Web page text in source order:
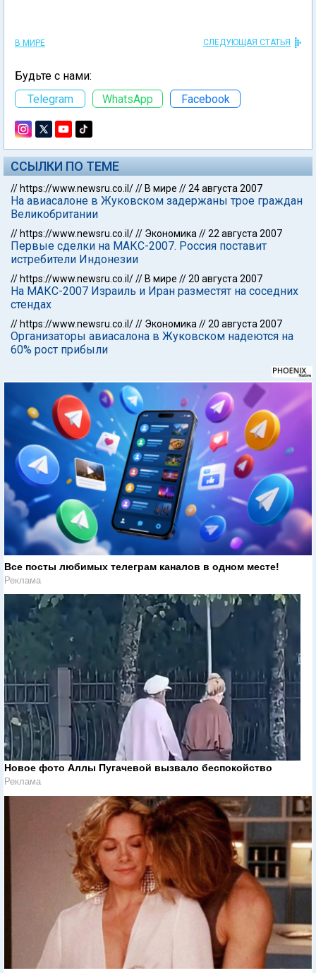
В МИРЕ СЛЕДУЮЩАЯ СТАТЬЯ
Будьте с нами:
Telegram
WhatsApp Facebook
ССЫЛКИ ПО ТЕМЕ
// https://www.newsru.co.il/// В мире //24 августа 2007
На авиасалоне в Жуковском задержаны трое граждан
Великобритании
// https://www.newsru.co.il/// Экономика //22 августа 2007
Первые сделки на МАКС-2007. Россия поставит
истребители Индонезии
// https://www.newsru.co.il/// В мире //20 августа 2007
На МАКС-2007 Израиль и Иран разместят на соседних
стендах
// https://www.newsru.co.il/// Экономика //20 августа 2007
Организаторы авиасалона в Жуковском надеются на
60% рост прибыли
Все посты любимых телеграм каналов в одном месте!
Реклама
Новое фото Аллы Пугачевой вызвало беспокойство
Реклама